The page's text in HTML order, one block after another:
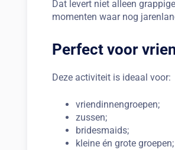
Dat levert niet alleen
momenten waar nog
Perfect voor
Deze activiteit is ideaal voor:
vriendinnengroepen;
zussen;
bridesmaids;
kleine én grote groepen;